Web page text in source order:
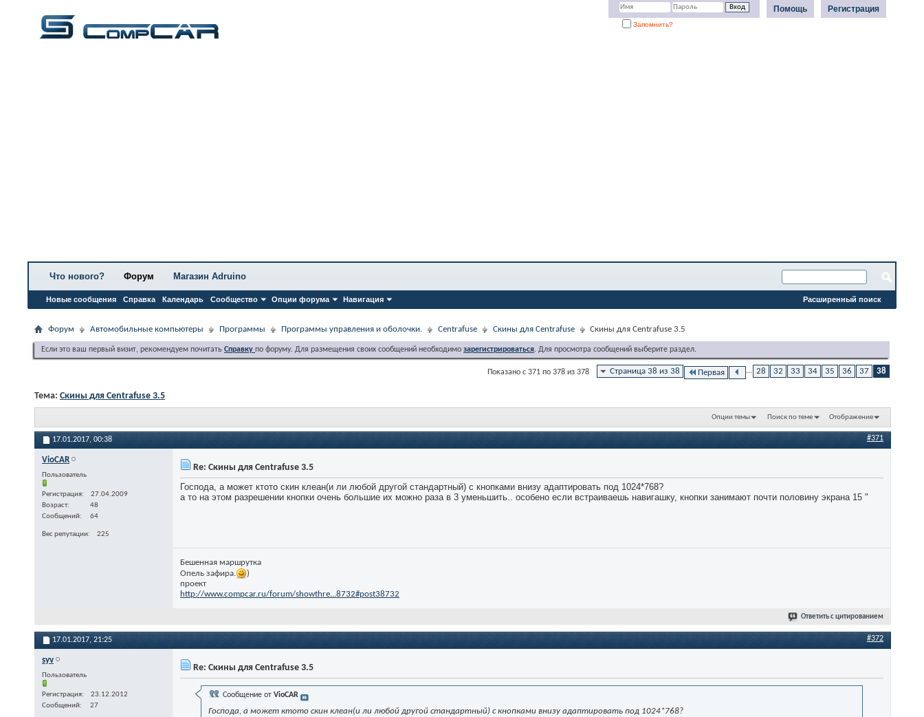
Регистрация
Помощь
Запомнить?
Что нового? Форум
Новые сообщения Справка Календарь Сообщество Опции форума Навигация
Магазин Adruino
Расширенный поиск
Форум Автомобильные компьютеры Программы Программы управления и оболочки. Centrafuse Скины для Centrafuse Скины для Centrafuse 3.5
Если это ваш первый визит, рекомендуем почитать Справку по форуму. Для размещения своих сообщений необходимо зарегистрироваться. Для просмотра сообщений выберите раздел.
Страница 38 из 38 Первая ... 28 32 33 34 35 36 37 38
Показано с 371 по 378 из 378
Тема: Скины для Centrafuse 3.5
Опции темы Поиск по теме Отображение
17.01.2017, 00:38 #371
VioCAR
Пользователь
Регистрация
27.04.2009
Возраст
48
Сообщений
64
Вес репутации 225
Re: Скины для Centrafuse 3.5
Господа, а может ктото скин клеан(и ли любой другой стандартный) с кнопками внизу адаптировать под 1024*768?
а то на этом разрешении кнопки очень большие их можно раза в 3 уменьшить.. особено если встраиваешь навигашку, кнопки занимают почти половину экрана 15 "
Бешенная маршрутка
Опель зафира.
)
проект
http://www.compcar.ru/forum/showthre...8732#post38732
Ответить с цитированием
17.01.2017, 21:25 #372
syv
Пользователь
Регистрация
23.12.2012
Сообщений
27
Re: Скины для Centrafuse 3.5
Сообщение от VioCAR
Господа, а может ктото скин клеан(и ли любой другой стандартный) с кнопками внизу адаптировать под 1024*768?